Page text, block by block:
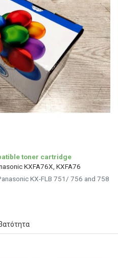
toner cartridge
KXFA76X, KXFA76
KX-FLB 751/ 756 and 758